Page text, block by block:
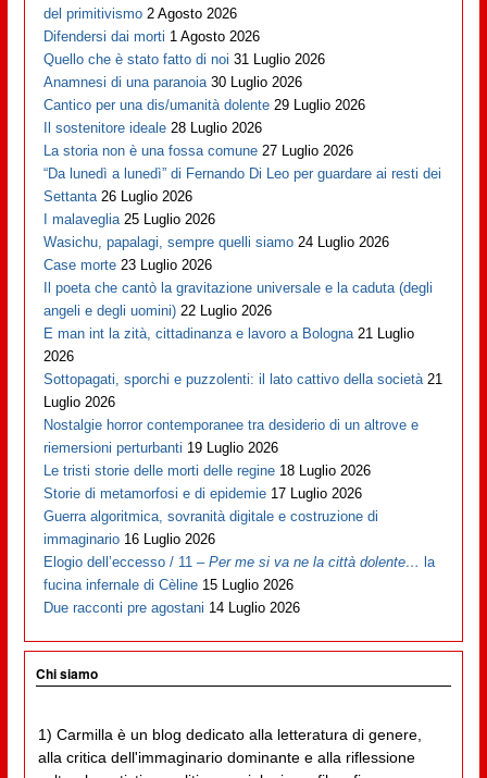
del primitivismo 2 Agosto 2026
Difendersi dai morti 1 Agosto 2026
Quello che è stato fatto di noi 31 Luglio 2026
Anamnesi di una paranoia 30 Luglio 2026
Cantico per una dis/umanità dolente 29 Luglio 2026
Il sostenitore ideale 28 Luglio 2026
La storia non è una fossa comune 27 Luglio 2026
“Da lunedì a lunedì” di Fernando Di Leo per guardare ai resti dei
Settanta 26 Luglio 2026
I malaveglia 25 Luglio 2026
Wasichu, papalagi, sempre quelli siamo 24 Luglio 2026
Case morte 23 Luglio 2026
Il poeta che cantò la gravitazione universale e la caduta (degli
angeli e degli uomini) 22 Luglio 2026
E man int la zità, cittadinanza e lavoro a Bologna 21 Luglio
2026
Sottopagati, sporchi e puzzolenti: il lato cattivo della società 21
Luglio 2026
Nostalgie horror contemporanee tra desiderio di un altrove e
riemersioni perturbanti 19 Luglio 2026
Le tristi storie delle morti delle regine 18 Luglio 2026
Storie di metamorfosi e di epidemie 17 Luglio 2026
Guerra algoritmica, sovranità digitale e costruzione di
immaginario 16 Luglio 2026
Elogio dell’eccesso / 11 –Per me si va ne la città dolente… la
fucina infernale di Cèline 15 Luglio 2026
Due racconti pre agostani 14 Luglio 2026
Chi siamo
1) Carmilla è un blog dedicato alla letteratura di genere,
alla critica dell'immaginario dominante e alla riflessione